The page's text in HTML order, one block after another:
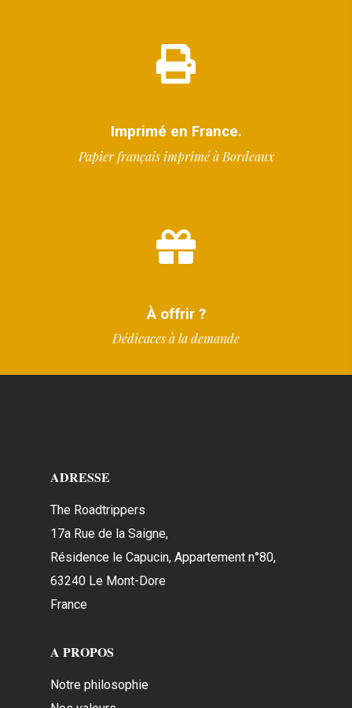
Imprimé en France.
Papier français imprimé à Bordeaux
À offrir ?
Dédicaces à la demande
ADRESSE
The Roadtrippers
17a Rue de la Saigne,
Résidence le Capucin, Appartement n°80,
63240 Le Mont-Dore
France
A PROPOS
Notre philosophie